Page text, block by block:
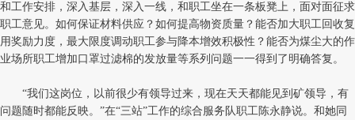
和工作安排，深入基层，深入一线，和职工坐在一条板凳上，面对面征求
职工意见。如何保证材料供应？如何提高物资质量？能否加大职工回收复
用奖励力度，最大限度调动职工参与降本增效积极性？能否为煤尘大的作
业场所职工增加口罩过滤棉的发放量等系列问题一一得到了明确答复。
“我们这岗位，以前很少有领导过来，现在天天都能见到矿领导，有
问题随时都能反映。”在“三站”工作的综合服务队职工陈永静说。和她同